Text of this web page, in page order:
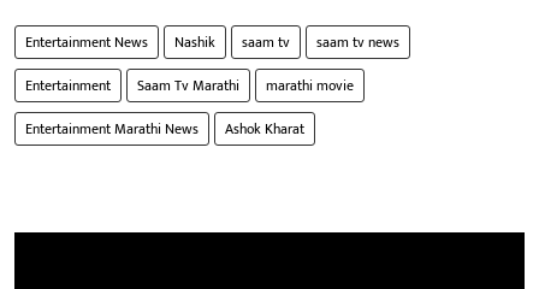
Entertainment News Nashik saam tv
saam tv news
Entertainment
Saam Tv Marathi
marathi movie
Entertainment Marathi News
Ashok Kharat